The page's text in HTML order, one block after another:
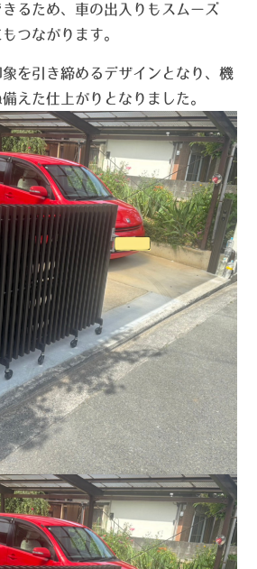
るため、車の出入りもスムーズ
つながります。
を引き締めるデザインとなり、機
えた仕上がりとなりました。